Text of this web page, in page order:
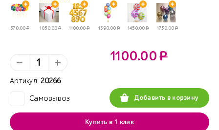
570.00Р 1050.00Р 1100.00Р 1390.00Р 1450.00Р 1750.00Р
Артикул: 20266
Самовывоз
1100.00Р
Добавить в корзину
Купить в 1 клик